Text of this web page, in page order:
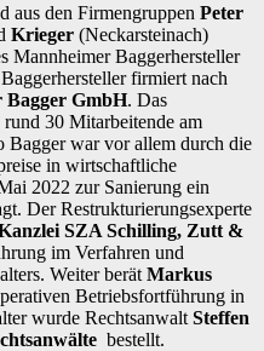
aus den Firmengruppen Peter
Krieger (Neckarsteinach)
Mannheimer Baggerhersteller
firmiert nach
Bagger GmbH. Das
30 Mitarbeitende am
Bagger war vor allem durch die
in wirtschaftliche
2022 zur Sanierung ein
Der Restrukturierungsexperte
SZA Schilling, Zutt &
im Verfahren und
Weiter berät Markus
Betriebsfortführung in
wurde Rechtsanwalt Steffen
bestellt.